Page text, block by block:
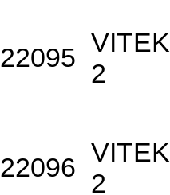
22095 VITEK
2
22096 VITEK
2